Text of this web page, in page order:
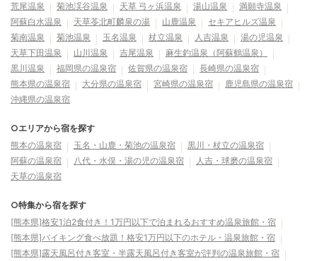
荒尾温泉
菊池渓谷温泉 天草 弓ヶ浜温泉 湯山温泉
満願寺温泉
阿蘇白水温泉
天草苓北町麟泉の湯 山鹿温泉
セキアヒルズ温泉
菊南温泉
菊池温泉 玉名温泉 杖立温泉 人吉温泉
湯の児温泉
天草下田温泉
山川温泉 吉尾温泉
麻生釣温泉（阿蘇鶴温泉）
黒川温泉
福岡県の温泉宿 佐賀県の温泉宿
長崎県の温泉宿
熊本県の温泉宿
大分県の温泉宿 宮崎県の温泉宿
鹿児島県の温泉宿
沖縄県の温泉宿
○エリアから宿を探す
熊本の温泉宿
玉名・山鹿・菊池の温泉宿
黒川・杖立の温泉宿
阿蘇の温泉宿
八代・水俣・湯の児の温泉宿
人吉・球磨の温泉宿
天草の温泉宿
○特集から宿を探す
[熊本県]格安1泊2食付き！1万円以下で泊まれるおすすめ温泉旅館・宿
[熊本県]バイキング食べ放題！格安1万円以下のホテル・温泉旅館・宿
[熊本県]露天風呂付き客室・半露天風呂付き客室が評判の温泉旅館・宿